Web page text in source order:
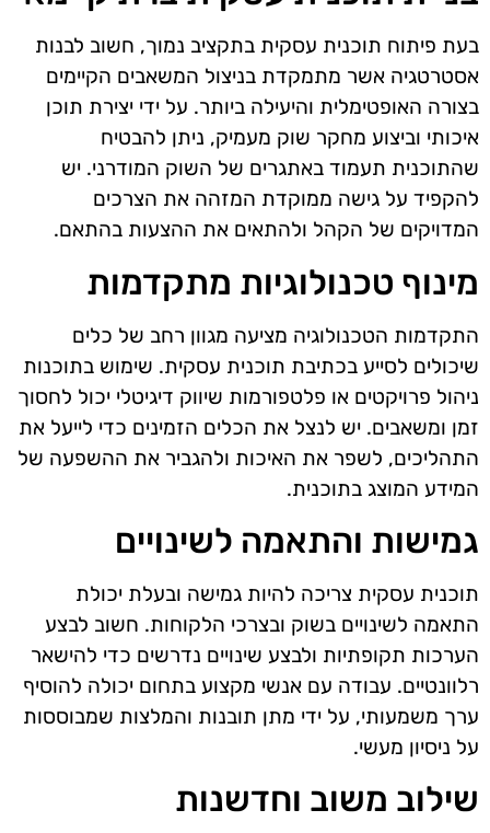
בעת פיתוח תוכנית עסקית בתקציב נמוך, חשוב לבנות
אסטרטגיה אשר מתמקדת בניצול המשאבים הקיימים
בצורה האופטימלית והיעילה ביותר. על ידי יצירת תוכן
איכותי וביצוע מחקר שוק מעמיק, ניתן להבטיח
שהתוכנית תעמוד באתגרים של השוק המודרני. יש
להקפיד על גישה ממוקדת המזהה את הצרכים
המדויקים של הקהל ולהתאים את ההצעות בהתאם.
מינוף טכנולוגיות מתקדמות
התקדמות הטכנולוגיה מציעה מגוון רחב של כלים
שיכולים לסייע בכתיבת תוכנית עסקית. שימוש בתוכנות
ניהול פרויקטים או פלטפורמות שיווק דיגיטלי יכול לחסוך
זמן ומשאבים. יש לנצל את הכלים הזמינים כדי לייעל את
התהליכים, לשפר את האיכות ולהגביר את ההשפעה של
המידע המוצג בתוכנית.
גמישות והתאמה לשינויים
תוכנית עסקית צריכה להיות גמישה ובעלת יכולת
התאמה לשינויים בשוק ובצרכי הלקוחות. חשוב לבצע
הערכות תקופתיות ולבצע שינויים נדרשים כדי להישאר
רלוונטיים. עבודה עם אנשי מקצוע בתחום יכולה להוסיף
ערך משמעותי, על ידי מתן תובנות והמלצות שמבוססות
על ניסיון מעשי.
שילוב משוב וחדשנות